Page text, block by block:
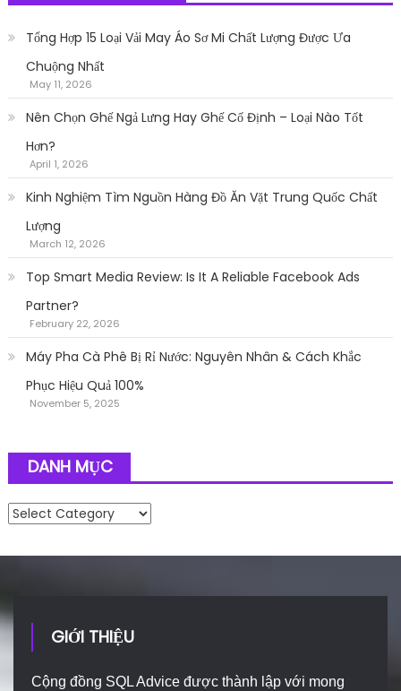
Tổng Hợp 15 Loại Vải May Áo Sơ Mi Chất Lượng Được Ưa
Chuộng Nhất
May 11, 2026
Nên Chọn Ghế Ngả Lưng Hay Ghế Cố Định – Loại Nào Tốt
Hơn?
April 1, 2026
Kinh Nghiệm Tìm Nguồn Hàng Đồ Ăn Vặt Trung Quốc Chất
Lượng
March 12, 2026
Top Smart Media Review: Is It A Reliable Facebook Ads
Partner?
February 22, 2026
Máy Pha Cà Phê Bị Rỉ Nước: Nguyên Nhân & Cách Khắc
Phục Hiệu Quả 100%
November 5, 2025
DANH MỤC
Danh mục
GIỚI THIỆU
Cộng đồng SQL Advice được thành lập với mong